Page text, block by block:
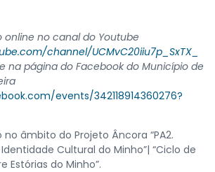
online no canal do Youtube
channel/UCMvC20iiu7p_SxTX_
na página do Facebook do Município de
events/342118914360276?
no âmbito do Projeto Âncora “PA2.
Cultural do Minho”| “Ciclo de
Estórias do Minho”.